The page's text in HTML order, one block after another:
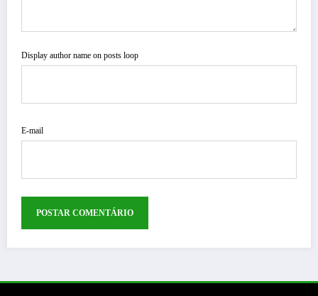
Display author name on posts loop
E-mail